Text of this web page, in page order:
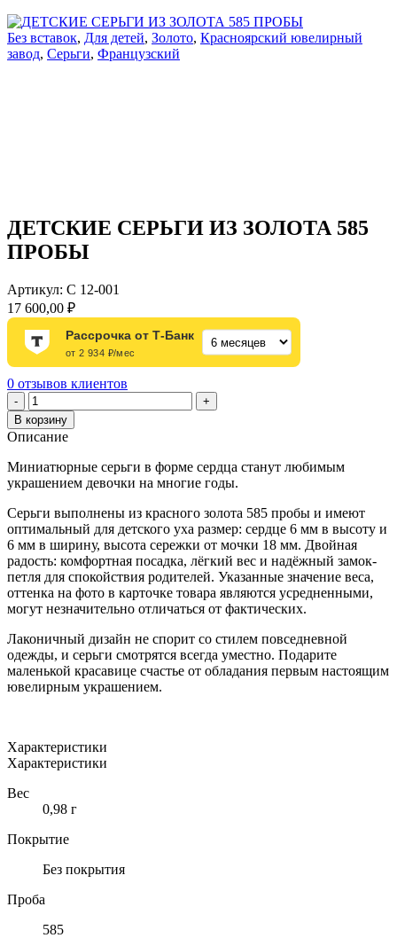
Без вставок, Для детей, Золото, Красноярский ювелирный
завод, Серьги, Французский
ДЕТСКИЕ СЕРЬГИ ИЗ ЗОЛОТА 585
ПРОБЫ
Артикул: С 12-001
17 600,00 ₽
Рассрочка от Т-Банк
от 2 934 ₽/мес
0 отзывов клиентов
-
Количество
товара
ДЕТСКИЕ
СЕРЬГИ
ИЗ
ЗОЛОТА
ПРОБЫ
+
В корзину
Описание
Миниатюрные серьги в форме сердца станут любимым
украшением девочки на многие годы.
Серьги выполнены из красного золота 585 пробы и имеют
оптимальный для детского уха размер: сердце 6 мм в высоту и
6 мм в ширину, высота сережки от мочки 18 мм. Двойная
радость: комфортная посадка, лёгкий вес и надёжный замок-
петля для спокойствия родителей. Указанные значение веса,
оттенка на фото в карточке товара являются усредненными,
могут незначительно отличаться от фактических.
Лаконичный дизайн не спорит со стилем повседневной
одежды, и серьги смотрятся всегда уместно. Подарите
маленькой красавице счастье от обладания первым настоящим
ювелирным украшением.
Характеристики
Характеристики
Вес
0,98 г
Покрытие
Без покрытия
Проба
585